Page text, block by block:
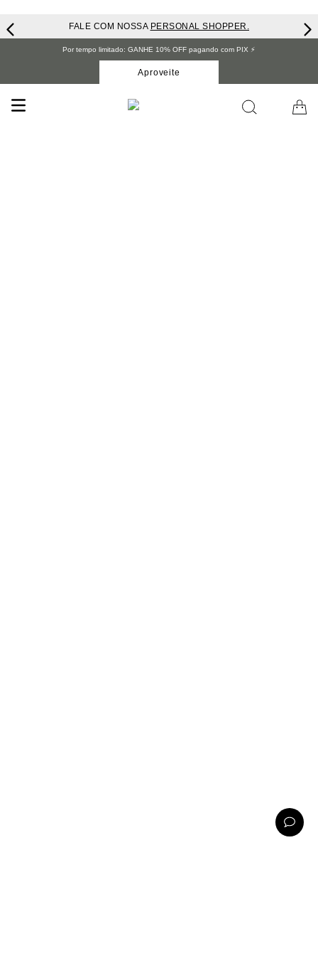
FALE COM NOSSA PERSONAL SHOPPER.
Por tempo limitado: GANHE 10% OFF pagando com PIX ⚡️
Aproveite